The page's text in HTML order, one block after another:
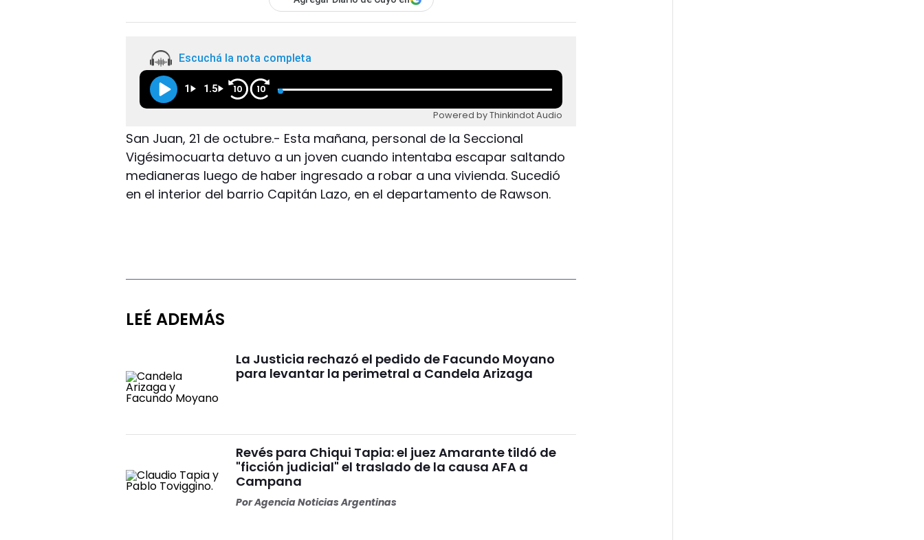
Escuchá la nota completa
1 1.5 10 10
Powered by Thinkindot Audio
San Juan, 21 de octubre.- Esta mañana, personal de la Seccional
Vigésimocuarta detuvo a un joven cuando intentaba escapar saltando
medianeras luego de haber ingresado a robar a una vivienda. Sucedió
en el interior del barrio Capitán Lazo, en el departamento de Rawson.
LEÉ ADEMÁS
La Justicia rechazó el pedido de Facundo Moyano
para levantar la perimetral a Candela Arizaga
Revés para Chiqui Tapia: el juez Amarante tildó de
"ficción judicial" el traslado de la causa AFA a
Campana
PorAgencia Noticias Argentinas